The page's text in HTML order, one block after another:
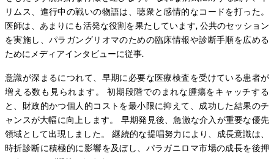
リムス、進行中の戦いの物語は、聴衆と感情的なコードを打った。
医師は、あまりにも活発な役割を果たしています, 公共のセッション
を実施し、パラガングリオマのための臨床情報や診断手順を広める
ためにメディアインタビューに従事.
意識が深まるにつれて、早期に必要な医療検査を受けている患者が
増える数も見られます。 初期段階でのまれな腫瘍をキャッチする
と、財政的かつ個人的コストを最小限に抑えて、成功した結果のチ
ャンスが大幅に向上します。 早期発見後、急激な介入が重要な優先
領域として出現しました。 継続的な提唱努力により、成長意識は、
時折診断に積極的に影響を及ぼし、パラガニロマ市場の成長を後押